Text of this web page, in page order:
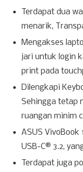
Terdapat dua
menarik,
Mengakses
jari untuk login
print pada
Dilengkapi
Sehingga tetap
ruangan minim
ASUS VivoBook
USB-C® 3.2,
Terdapat juga